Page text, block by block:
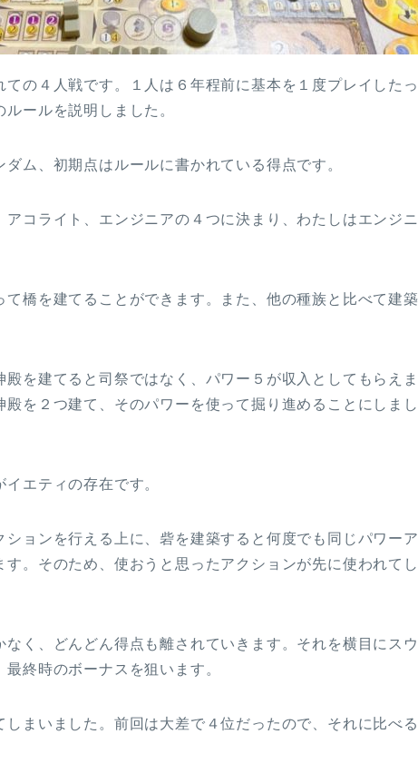
の４人戦です。１人は６年程前に基本を１度プレイしたっ
ールを説明しました。
ム、初期点はルールに書かれている得点です。
アコライト、エンジニアの４つに決まり、わたしはエンジニ
橋を建てることができます。また、他の種族と比べて建築
殿を建てると司祭ではなく、パワー５が収入としてもらえま
を２つ建て、そのパワーを使って掘り進めることにしまし
エティの存在です。
ョンを行える上に、砦を建築すると何度でも同じパワーア
す。そのため、使おうと思ったアクションが先に使われてし
なく、どんどん得点も離されていきます。それを横目にスウ
終時のボーナスを狙います。
まいました。前回は大差で４位だったので、それに比べる